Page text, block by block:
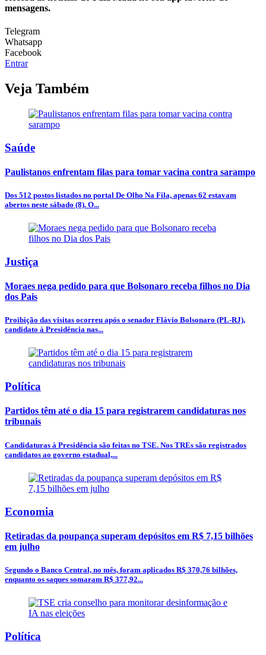
mensagens.
Telegram
Whatsapp
Facebook
Entrar
Veja Também
Saúde
Paulistanos enfrentam filas para tomar vacina contra sarampo
Dos 512 postos listados no portal De Olho Na Fila, apenas 62 estavam
abertos neste sábado (8). O...
Justiça
Moraes nega pedido para que Bolsonaro receba filhos no Dia
dos Pais
Proibição das visitas ocorreu após o senador Flávio Bolsonaro (PL-RJ),
candidato à Presidência nas...
Política
Partidos têm até o dia 15 para registrarem candidaturas nos
tribunais
Candidaturas à Presidência são feitas no TSE. Nos TREs são registrados
candidatos ao governo estadual,...
Economia
Retiradas da poupança superam depósitos em R$ 7,15 bilhões
em julho
Segundo o Banco Central, no mês, foram aplicados R$ 370,76 bilhões,
enquanto os saques somaram R$ 377,92...
Política